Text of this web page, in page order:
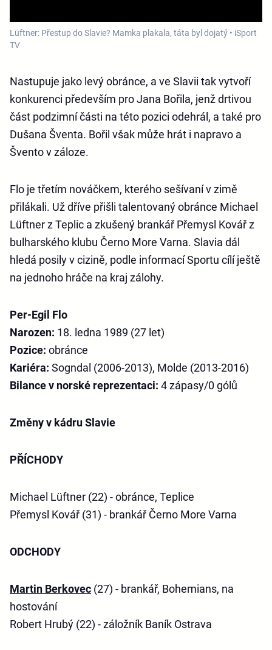
Lüftner: Přestup do Slavie? Mamka plakala, táta byl dojatý • iSport
TV
Nastupuje jako levý obránce, a ve Slavii tak vytvoří
konkurenci především pro Jana Bořila, jenž drtivou
část podzimní části na této pozici odehrál, a také pro
Dušana Šventa. Bořil však může hrát i napravo a
Švento v záloze.
Flo je třetím nováčkem, kterého sešívaní v zimě
přilákali. Už dříve přišli talentovaný obránce Michael
Lüftner z Teplic a zkušený brankář Přemysl Kovář z
bulharského klubu Černo More Varna. Slavia dál
hledá posily v cizině, podle informací Sportu cílí ještě
na jednoho hráče na kraj zálohy.
Per-Egil Flo
Narozen: 18. ledna 1989 (27 let)
Pozice: obránce
Kariéra: Sogndal (2006-2013), Molde (2013-2016)
Bilance v norské reprezentaci: 4 zápasy/0 gólů
Změny v kádru Slavie
PŘÍCHODY
Michael Lüftner (22) - obránce, Teplice
Přemysl Kovář (31) - brankář Černo More Varna
ODCHODY
Martin Berkovec (27) - brankář, Bohemians, na
hostování
Robert Hrubý (22) - záložník Baník Ostrava